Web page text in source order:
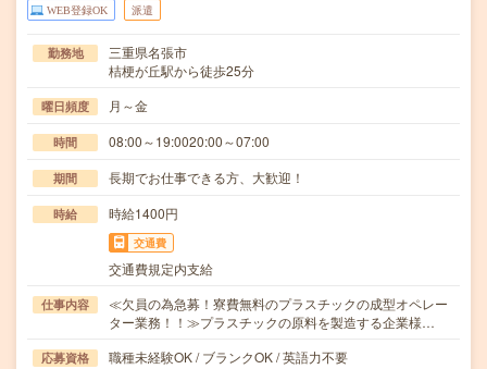
WEB登録OK 派遣
勤務地
三重県名張市
桔梗が丘駅から徒歩25分
曜日頻度 月～金
時間 08:00～19:0020:00～07:00
期間 長期でお仕事できる方、大歓迎！
時給 時給1400円
交通費
交通費規定内支給
仕事内容
≪欠員の為急募！寮費無料のプラスチックの成型オペレー
ター業務！！≫プラスチックの原料を製造する企業様…
応募資格
職種未経験OK / ブランクOK / 英語力不要